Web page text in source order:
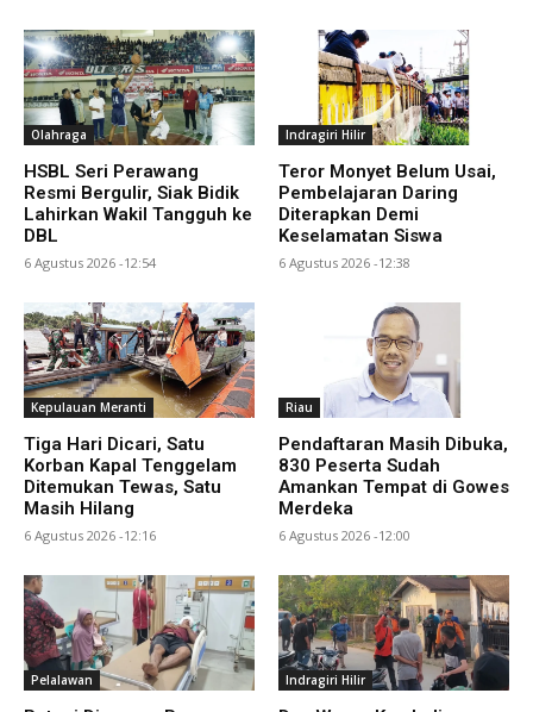
Olahraga
HSBL Seri Perawang
Resmi Bergulir, Siak Bidik
Lahirkan Wakil Tangguh ke
DBL
6 Agustus 2026 -12:54
Indragiri Hilir
Teror Monyet Belum Usai,
Pembelajaran Daring
Diterapkan Demi
Keselamatan Siswa
6 Agustus 2026 -12:38
Kepulauan Meranti
Tiga Hari Dicari, Satu
Korban Kapal Tenggelam
Ditemukan Tewas, Satu
Masih Hilang
6 Agustus 2026 -12:16
Riau
Pendaftaran Masih Dibuka,
830 Peserta Sudah
Amankan Tempat di Gowes
Merdeka
6 Agustus 2026 -12:00
Pelalawan Indragiri Hilir